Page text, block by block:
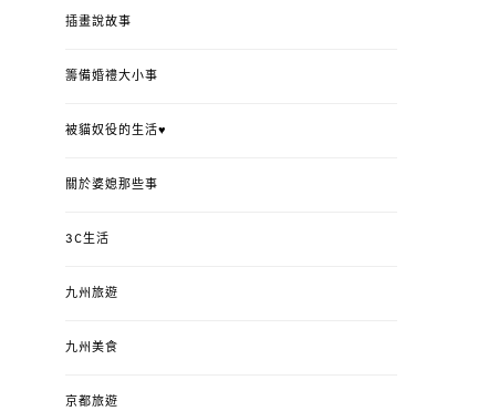
插畫說故事
籌備婚禮大小事
被貓奴役的生活♥
關於婆媳那些事
3C生活
九州旅遊
九州美食
京都旅遊